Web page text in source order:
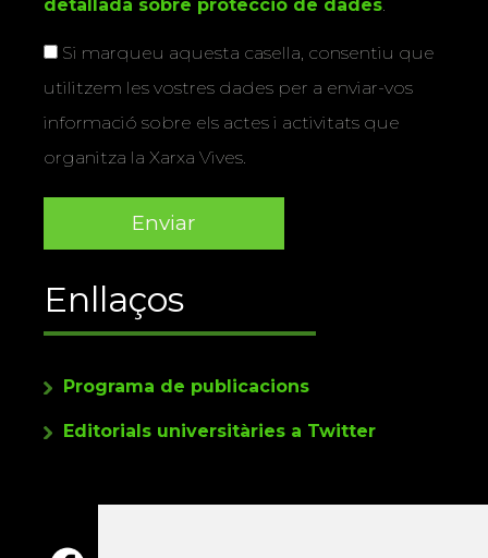
detallada sobre protecció de dades.
Si marqueu aquesta casella, consentiu que
utilitzem les vostres dades per a enviar-vos
informació sobre els actes i activitats que
organitza la Xarxa Vives.
Enllaços
Programa de publicacions
Editorials universitàries a Twitter